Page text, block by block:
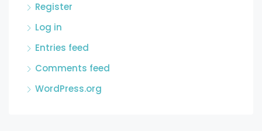
Register
Log in
Entries feed
Comments feed
WordPress.org